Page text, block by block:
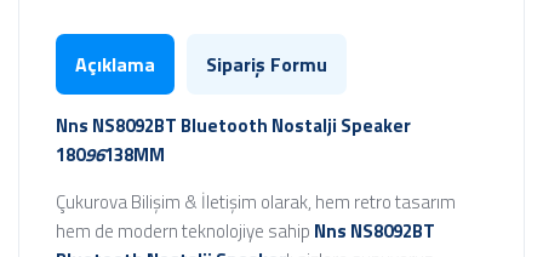
Açıklama Sipariş Formu
Nns NS8092BT Bluetooth Nostalji Speaker
18096138MM
Çukurova Bilişim & İletişim olarak, hem retro tasarım
hem de modern teknolojiye sahip Nns NS8092BT